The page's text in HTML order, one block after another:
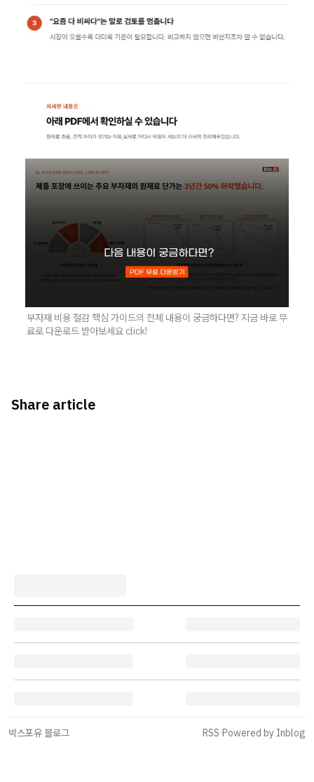
부자재 비용 절감 핵심 가이드의 전체 내용이 궁금하다면? 지금 바로 무
료로 다운로드 받아보세요 click!
Share article
박스포유 블로그 RSS·Powered by Inblog